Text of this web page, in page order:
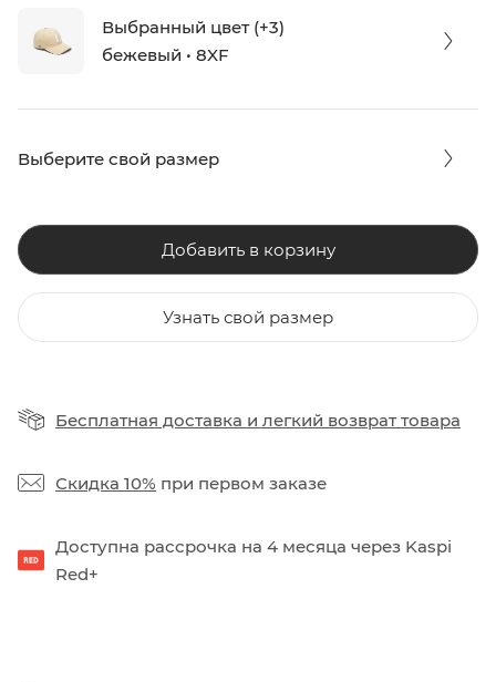
Выбранный цвет (+3)
бежевый • 8XF
Выберите свой размер
Добавить в корзину
Узнать свой размер
Бесплатная доставка и легкий возврат товара
Скидка 10% при первом заказе
Доступна рассрочка на 4 месяца через Kaspi
Red+